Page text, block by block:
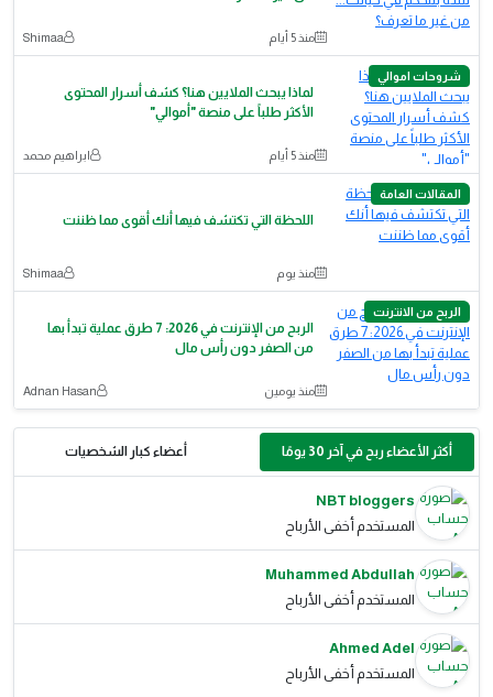
منذ 5 أيام Shimaa
شروحات اموالي
لماذا يبحث الملايين هنا؟ كشف أسرار المحتوى
الأكثر طلباً على منصة "أموالي"
منذ 5 أيام ابراهيم محمد
المقالات العامة
اللحظة التي تكتشف فيها أنك أقوى مما ظننت
منذ يوم Shimaa
الربح من الانترنت
الربح من الإنترنت في 2026: 7 طرق عملية تبدأ بها
من الصفر دون رأس مال
منذ يومين Adnan Hasan
أكثر الأعضاء ربح في آخر 30 يومًا أعضاء كبار الشخصيات
NBT bloggers
المستخدم أخفى الأرباح
Muhammed Abdullah
المستخدم أخفى الأرباح
Ahmed Adel
المستخدم أخفى الأرباح